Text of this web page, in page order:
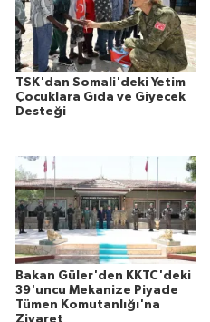
TSK'dan Somali'deki Yetim
Çocuklara Gıda ve Giyecek
Desteği
Bakan Güler'den KKTC'deki
39'uncu Mekanize Piyade
Tümen Komutanlığı'na
Ziyaret